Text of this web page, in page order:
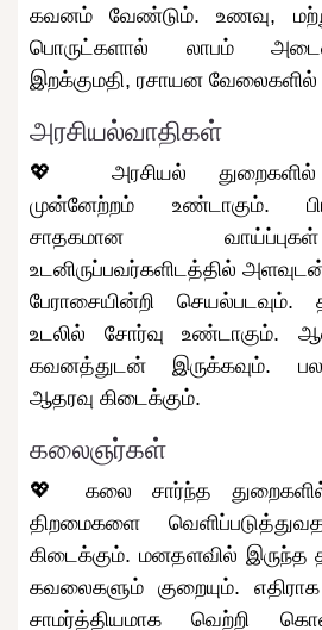
கவனம் வேண்டும். உணவு,
பொருட்களால் லாபம்
இறக்குமதி, ரசாயன வேலைகளில்
அரசியல்வாதிகள்
💖 அரசியல் துறைகளில்
முன்னேற்றம் உண்டாகும்.
சாதகமான
உடனிருப்பவர்களிடத்தில்
பேராசையின்றி
உடலில் சோர்வு உண்டாகும்.
கவனத்துடன் இருக்கவும்.
ஆதரவு கிடைக்கும்.
கலைஞர்கள்
💖 கலை சார்ந்த துறைகளில்
திறமைகளை
கிடைக்கும். மனதளவில் இருந்த
கவலைகளும் குறையும்.
சாமர்த்தியமாக வெற்றி